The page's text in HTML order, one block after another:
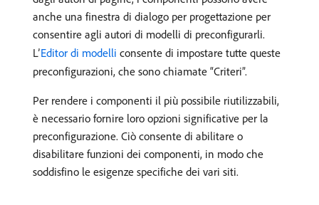
anche una finestra di dialogo per progettazione per
consentire agli autori di modelli di preconfigurarli.
L’Editor di modelli consente di impostare tutte queste
preconfigurazioni, che sono chiamate “Criteri”.
Per rendere i componenti il più possibile riutilizzabili,
è necessario fornire loro opzioni significative per la
preconfigurazione. Ciò consente di abilitare o
disabilitare funzioni dei componenti, in modo che
soddisfino le esigenze specifiche dei vari siti.